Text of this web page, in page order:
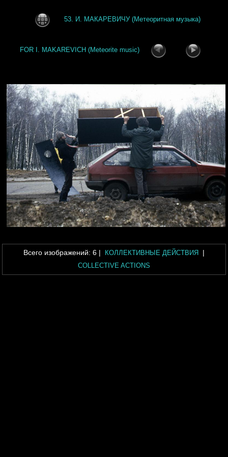
53. И. МАКАРЕВИЧУ (Метеоритная музыка)
FOR I. MAKAREVICH (Meteorite music)
Всего изображений: 6| КОЛЛЕКТИВНЫЕ ДЕЙСТВИЯ |
COLLECTIVE ACTIONS